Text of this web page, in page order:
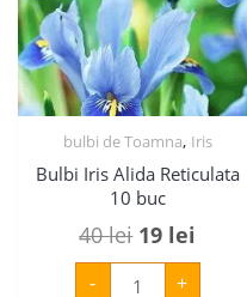
bulbi de Toamna, Iris
Bulbi Iris Alida Reticulata
10 buc
40lei Prețul
inițial
19 lei
curent
-
Cantitate
Bulbi+